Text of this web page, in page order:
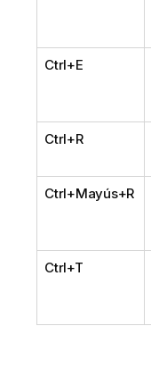
Ctrl+E
Ctrl+R
Ctrl+Mayús+R
Ctrl+T